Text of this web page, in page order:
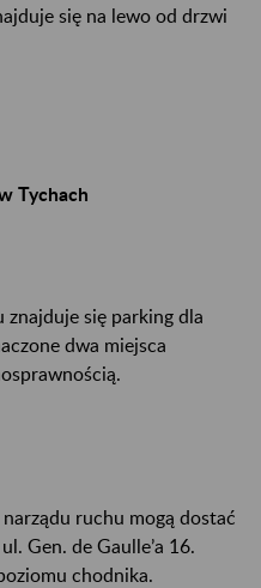
się na lewo od drzwi
Tychach
się parking dla
dwa miejsca
ruchu mogą dostać
Gen. de Gaulle’a 16.
chodnika.